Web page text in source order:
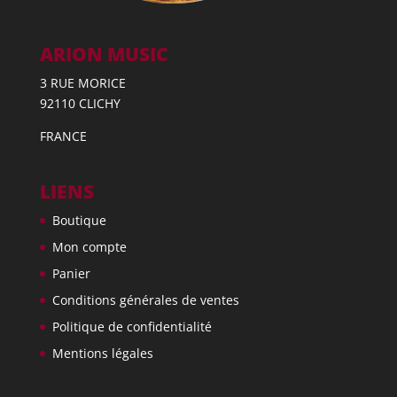
ARION MUSIC
3 RUE MORICE
92110 CLICHY
FRANCE
LIENS
Boutique
Mon compte
Panier
Conditions générales de ventes
Politique de confidentialité
Mentions légales